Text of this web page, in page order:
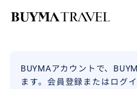
BUYMAアカウントで、
ます。会員登録またはログ